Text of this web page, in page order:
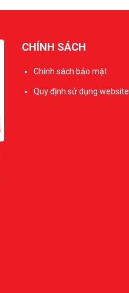
CHÍNH SÁCH
Chính sách bảo mật
Quy định sử dụng website